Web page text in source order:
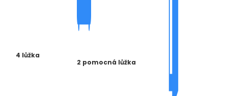
4 lůžka
2 pomocná lůžka